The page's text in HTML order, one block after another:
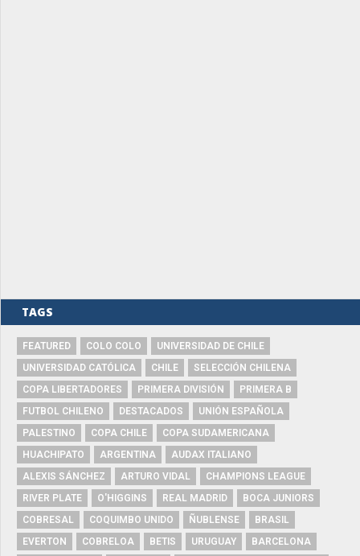
TAGS
FEATURED COLO COLO
UNIVERSIDAD DE CHILE
UNIVERSIDAD CATÓLICA
CHILE
SELECCIÓN CHILENA
COPA LIBERTADORES
PRIMERA DIVISIÓN
PRIMERA B
FUTBOL CHILENO
DESTACADOS
UNIÓN ESPAÑOLA
PALESTINO
COPA CHILE
COPA SUDAMERICANA
HUACHIPATO
ARGENTINA
AUDAX ITALIANO
ALEXIS SÁNCHEZ
ARTURO VIDAL
CHAMPIONS LEAGUE
RIVER PLATE
O'HIGGINS REAL MADRID
BOCA JUNIORS
COBRESAL
COQUIMBO UNIDO ÑUBLENSE
BRASIL
EVERTON
COBRELOA BETIS URUGUAY
BARCELONA